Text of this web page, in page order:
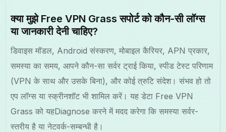
क्‍या मुझे Free VPN Grass सपोर्ट को कौन-सी लॉग्स
या जानकारी देनी चाहिए?
डिवाइस मॉडल, Android संस्करण, मोबाइल कैरियर, APN प्रकार,
समस्या का समय, आपने कौन-सा सर्वर ट्राई किया, स्पीड टेस्ट परिणाम
(VPN के साथ और उसके बिना), और कोई त्रुटि संदेश। संभव हो तो
एप लॉग्स या स्क्रीनशॉट भी शामिल करें। यह डेटा Free VPN
Grass को यहDiagnose करने में मदद करेगा कि समस्या सर्वर-
स्तरीय है या नेटवर्क-सम्बन्धी है।